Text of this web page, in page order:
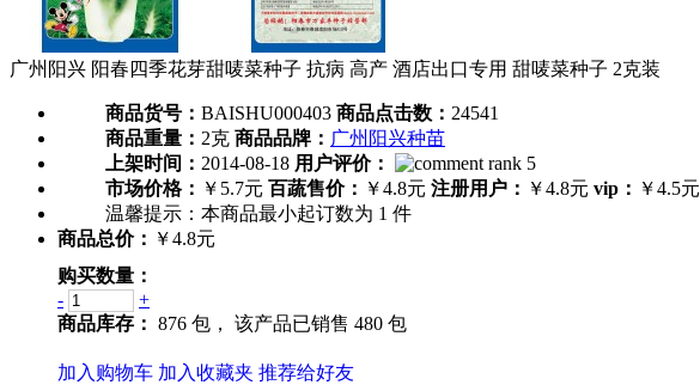
广州阳兴 阳春四季花芽甜唛菜种子 抗病 高产 酒店出口专用 甜唛菜种子 2克装
商品货号： BAISHU000403 商品点击数： 24541
商品重量： 2克 商品品牌： 广州阳兴种苗
上架时间： 2014-08-18 用户评价：
市场价格： ￥5.7元 百蔬售价： ￥4.8元 注册用户： ￥4.8元 vip： ￥4.5元
温馨提示： 本商品最小起订数为 1 件
商品总价： ￥4.8元
购买数量：
-
+
商品库存： 876 包， 该产品已销售 480 包
加入购物车 加入收藏夹 推荐给好友